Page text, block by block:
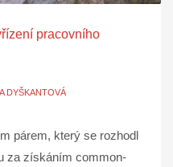
pracovního
DYŠKANTOVÁ
párem, který se rozhodl
za získáním common-